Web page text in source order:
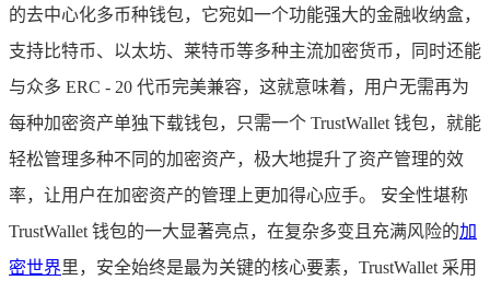
的去中心化多币种钱包，它宛如一个功能强大的金融收纳盒，
支持比特币、以太坊、莱特币等多种主流加密货币，同时还能
与众多 ERC - 20 代币完美兼容，这就意味着，用户无需再为
每种加密资产单独下载钱包，只需一个 TrustWallet 钱包，就能
轻松管理多种不同的加密资产，极大地提升了资产管理的效
率，让用户在加密资产的管理上更加得心应手。 安全性堪称
TrustWallet 钱包的一大显著亮点，在复杂多变且充满风险的加
密世界里，安全始终是最为关键的核心要素，TrustWallet 采用